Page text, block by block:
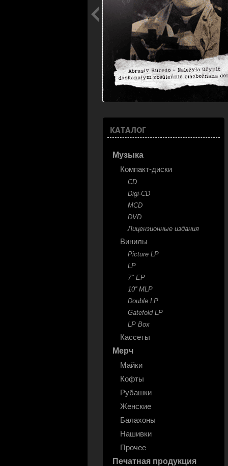
КАТАЛОГ
Музыка
Компакт-диски
CD
Digi-CD
MCD
DVD
Лицензионные издания
Винилы
Picture LP
LP
7" EP
10'' MLP
Double LP
Gatefold LP
LP Box
Кассеты
Мерч
Майки
Кофты
Рубашки
Женские
Балахоны
Нашивки
Прочее
Печатная продукция